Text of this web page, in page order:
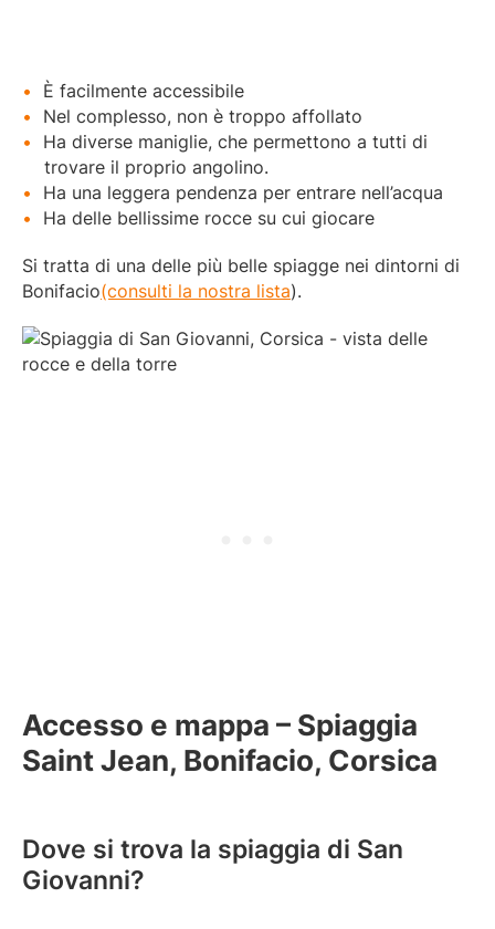
È facilmente accessibile
Nel complesso, non è troppo affollato
Ha diverse maniglie, che permettono a tutti di
trovare il proprio angolino.
Ha una leggera pendenza per entrare nell’acqua
Ha delle bellissime rocce su cui giocare
Si tratta di una delle più belle spiagge nei dintorni di
Bonifacio(consulti la nostra lista).
Accesso e mappa – Spiaggia
Saint Jean, Bonifacio, Corsica
Dove si trova la spiaggia di San
Giovanni?